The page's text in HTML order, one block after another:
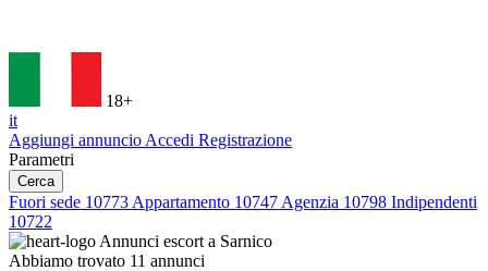
18+
it
Aggiungi annuncio Accedi Registrazione
Parametri
Cerca
Fuori sede 10773 Appartamento 10747 Agenzia 10798 Indipendenti
10722
Annunci escort a Sarnico
Abbiamo trovato 11 annunci